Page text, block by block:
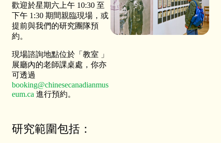
歡迎於星期六上午 10:30 至
下午 1:30 期間親臨現場，或
提前與我們的研究團隊預
約。
現場諮詢地點位於「教室 」
展廳內的老師課桌處，你亦
可透過
booking@chinesecanadianmus
eum.ca 進行預約。
研究範圍包括：